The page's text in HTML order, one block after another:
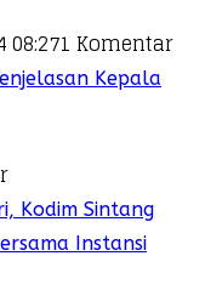
08:271 Komentar
Kepala
Kodim Sintang
Instansi